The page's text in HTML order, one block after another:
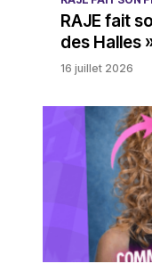
RAJE fait
des Halles
16 juillet 2026